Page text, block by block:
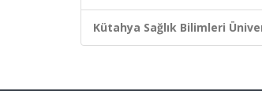
Kütahya Sağlık Bilimleri